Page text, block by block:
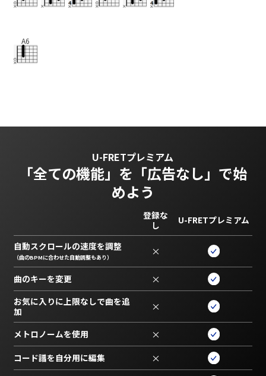
A6
U-FRETプレミアム
「全ての機能」を 「広告なし」で始
めよう
登録な
し
U-FRETプレミアム
自動スクロールの速度を調整
（曲のBPMに合わせた自動調整もあり） ×
曲のキーを変更 ×
お気に入りに上限なしで曲を追
加
×
メトロノームを使用 ×
コード譜を自分用に編集 ×